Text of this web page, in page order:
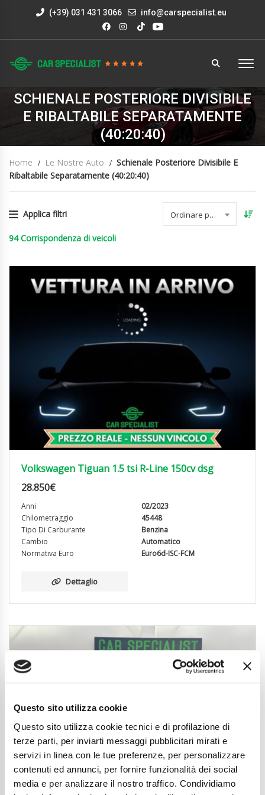
Questo sito utilizza cookie
Questo sito utilizza cookie tecnici e di profilazione di
terze parti, per inviarti messaggi pubblicitari mirati e
servizi in linea con le tue preferenze, per personalizzare
contenuti ed annunci, per fornire funzionalità dei social
media e per analizzare il nostro traffico. Condividiamo
(+39) 031 431 3066 info@carspecialist.eu
SCHIENALE POSTERIORE DIVISIBILE
E RIBALTABILE SEPARATAMENTE
(40:20:40)
Home Le Nostre Auto
Schienale Posteriore Divisibile E
Ribaltabile Separatamente (40:20:40)
Applica filtri Ordinare per data
94 Corrispondenza di veicoli
Volkswagen Tiguan 1.5 tsi R-Line 150cv dsg
28.850€
Anni
02/2023
Chilometraggio
45448
Tipo Di Carburante
Benzina
Cambio
Automatico
Normativa Euro
Euro6d-ISC-FCM
Dettaglio